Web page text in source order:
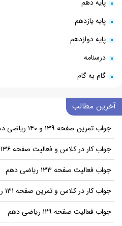
پایه دهم
پایه یازدهم
پایه دوازدهم
درسنامه
گام به گام
آخرین مطالب
جواب تمرین صفحه ۱۳۹ و ۱۴۰ ریاضی دهم
جواب کار در کلاس و فعالیت صفحه ۱۳۶ و ۱۳۷ و ۱۳۸ ریاضی دهم
جواب فعالیت صفحه ۱۳۳ ریاضی دهم
جواب کار در کلاس و تمرین صفحه ۱۳۱ ریاضی دهم
جواب فعالیت صفحه ۱۲۹ ریاضی دهم